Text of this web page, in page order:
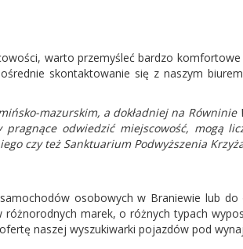
warto przemyśleć bardzo
skontaktowanie się z naszym
mazurskim, a dokładniej na Równinie
pragnące odwiedzić miejscowość, mogą
czy też Sanktuarium Podwyższenia
osobowych w Braniewie lub
marek, o różnych typach
naszej wyszukiwarki pojazdów pod